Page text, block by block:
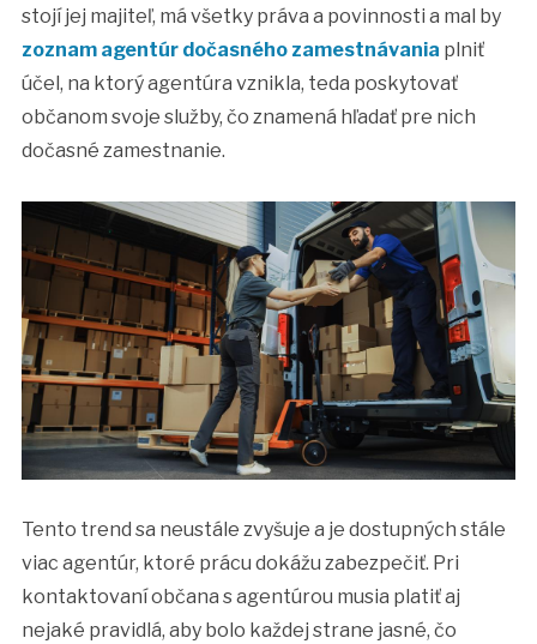
stojí jej majiteľ, má všetky práva a povinnosti a mal by
zoznam agentúr dočasného zamestnávania plniť
účel, na ktorý agentúra vznikla, teda poskytovať
občanom svoje služby, čo znamená hľadať pre nich
dočasné zamestnanie.
Tento trend sa neustále zvyšuje a je dostupných stále
viac agentúr, ktoré prácu dokážu zabezpečiť. Pri
kontaktovaní občana s agentúrou musia platiť aj
nejaké pravidlá, aby bolo každej strane jasné, čo